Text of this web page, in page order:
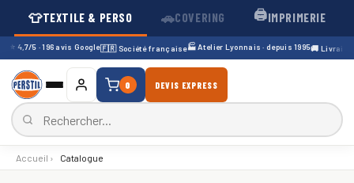
👕TEXTILE & PERSO 🚗COVERING 🖨️IMPRIMERIE
⭐ 4,7/5 · 196 avis Google🇫🇷 Société française🏭 Atelier Lyonnais · depuis 1995🚚 Livraison
0 DEVIS EXPRESS
Accueil › Catalogue